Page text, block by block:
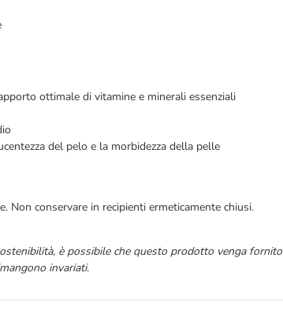
ottimale di vitamine e minerali essenziali
del pelo e la morbidezza della pelle
Non conservare in recipienti ermeticamente chiusi.
è possibile che questo prodotto venga fornito
invariati.